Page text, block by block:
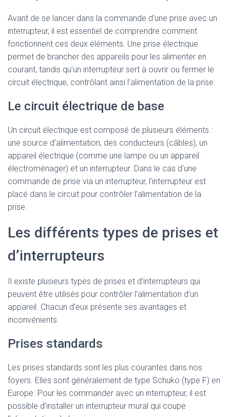
Avant de se lancer dans la commande d’une prise avec un
interrupteur, il est essentiel de comprendre comment
fonctionnent ces deux éléments. Une prise électrique
permet de brancher des appareils pour les alimenter en
courant, tandis qu’un interrupteur sert à ouvrir ou fermer le
circuit électrique, contrôlant ainsi l’alimentation de la prise.
Le circuit électrique de base
Un circuit électrique est composé de plusieurs éléments :
une source d’alimentation, des conducteurs (câbles), un
appareil électrique (comme une lampe ou un appareil
électroménager) et un interrupteur. Dans le cas d’une
commande de prise via un interrupteur, l’interrupteur est
placé dans le circuit pour contrôler l’alimentation de la
prise.
Les différents types de prises et
d’interrupteurs
Il existe plusieurs types de prises et d’interrupteurs qui
peuvent être utilisés pour contrôler l’alimentation d’un
appareil. Chacun d’eux présente ses avantages et
inconvénients.
Prises standards
Les prises standards sont les plus courantes dans nos
foyers. Elles sont généralement de type Schuko (type F) en
Europe. Pour les commander avec un interrupteur, il est
possible d’installer un interrupteur mural qui coupe